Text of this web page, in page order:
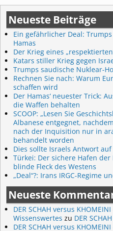
Neueste Beiträge
Ein gefährlicher Deal:
Hamas
Der Krieg eines
Katars stiller Krieg gegen
Trumps saudische Nuklear-
Rechnen Sie nach: Warum
schaffen wird
Der Hamas‘ neuester Trick:
die Waffen behalten
SCOOP: „Lesen Sie
Albanese entgegnet,
nach der Inquisition nur in
behandelt worden
Dies sollte Israels Antwort
Türkei: Der sichere Hafen
blinde Fleck des Westens
„Deal“?: Irans IRGC-Regime
Neueste
DER SCHAH versus
Wissenswertes zu DER
DER SCHAH versus